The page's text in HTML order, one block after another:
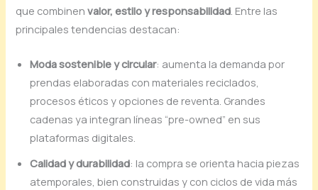
que combinenvalor, estilo y responsabilidad . Entre las
principales tendencias destacan:
Moda sostenible y circular: aumenta la demanda por
prendas elaboradas con materiales reciclados,
procesos éticos y opciones de reventa. Grandes
cadenas ya integran líneas “pre-owned” en sus
plataformas digitales.
Calidad y durabilidad: la compra se orienta hacia piezas
atemporales, bien construidas y con ciclos de vida más